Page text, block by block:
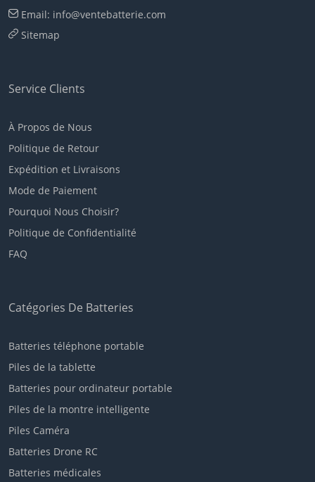
Email: info@ventebatterie.com
Sitemap
Service Clients
À Propos de Nous
Politique de Retour
Expédition et Livraisons
Mode de Paiement
Pourquoi Nous Choisir?
Politique de Confidentialité
FAQ
Catégories De Batteries
Batteries téléphone portable
Piles de la tablette
Batteries pour ordinateur portable
Piles de la montre intelligente
Piles Caméra
Batteries Drone RC
Batteries médicales